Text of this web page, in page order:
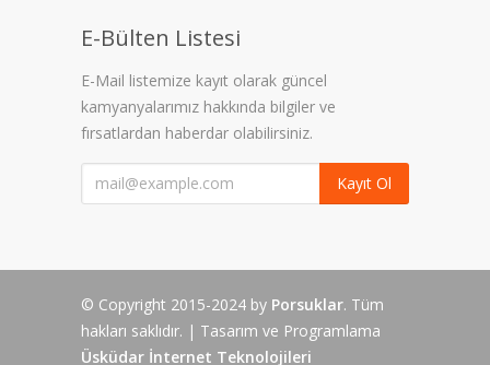
E-Bülten Listesi
E-Mail listemize kayıt olarak güncel
kamyanyalarımız hakkında bilgiler ve
fırsatlardan haberdar olabilirsiniz.
Kayıt Ol
© Copyright 2015-2024 by Porsuklar. Tüm
hakları saklıdır. | Tasarım ve Programlama
Üsküdar İnternet Teknolojileri